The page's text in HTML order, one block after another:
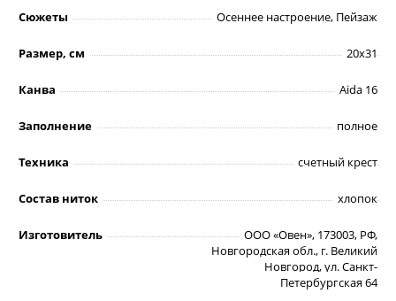
Сюжеты Осеннее настроение, Пейзаж
Размер, см 20х31
Канва Aida 16
Заполнение полное
Техника счетный крест
Состав ниток хлопок
Изготовитель
ООО «Овен», 173003, РФ,
Новгородская обл., г. Великий
Новгород, ул. Санкт-
Петербургская 64